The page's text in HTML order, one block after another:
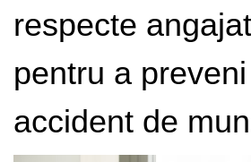
respecte
pentru a
accident de